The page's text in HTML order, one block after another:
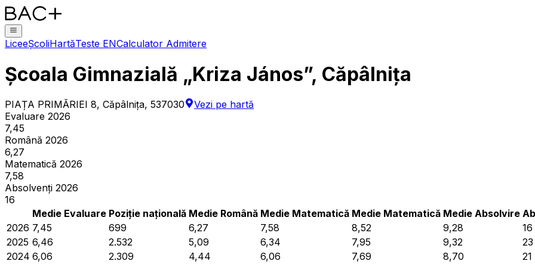
LiceeȘcoliHartăTeste ENCalculator Admitere
Școala Gimnazială „Kriza János”, Căpâlnița
PIAȚA PRIMĂRIEI 8, Căpâlniţa, 537030
Vezi pe hartă
Evaluare 2026
7,45
Română 2026
6,27
Matematică 2026
7,58
Absolvenți 2026
16
Medie Evaluare Poziție națională Medie Română Medie Matematică Medie Matematică Medie Absolvire
2026 7,45 699 6,27 7,58 8,52 9,28
16
2025 6,46 2.532 5,09 6,34 7,95 9,32
23
2024 6,06 2.309 4,44 6,06 7,69 8,70
21